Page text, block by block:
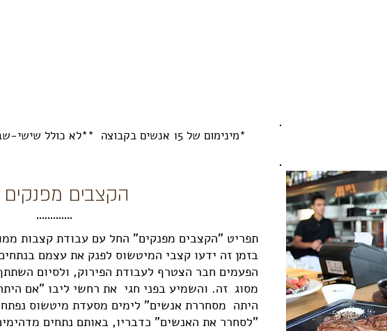
*מינימום של 15 אנשים בקבוצה **לא כולל שישי-שבת ***בתיאום מראש בלבד
2 הקצבים מפנקים
תפריט "הקצבים מפנקים" החל עם עבודת קצבות
בזמן זה ידעו קצבי המיטשוס לפנק את עצמם
הפעמים חבר הצטרף לעבודת הפירוק, ולסיום
מסוג זה. והשמיע בפני חגי את רחשי ליבו "אם
היתה מסחררת אנשים" לימים מסעדת מיטשוס
"לסחרר את האנשים" כדבריו, באותם נתחים